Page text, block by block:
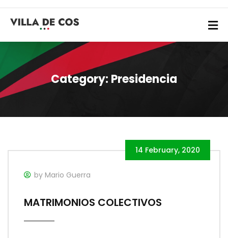
Category: Presidencia
14 February, 2020
by Mario Guerra
MATRIMONIOS COLECTIVOS